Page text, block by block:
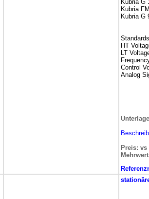
Kubria G
Kubria
Kubria G
HT
LT
Control
Analog
Preis: